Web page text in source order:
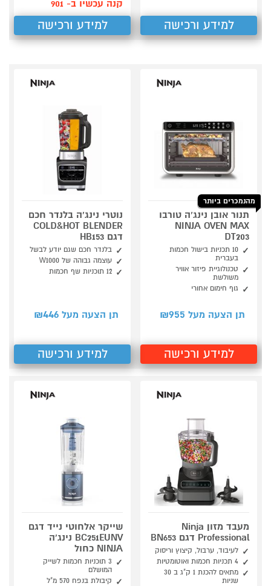
למידע ורכישה
קנה עכשיו ב- 901
למידע ורכישה
מהנמכרים ביותר
תנור אובן נינג’ה טורבו
NINJA OVEN MAX
DT203
10 תכניות בישול חכמות
בעברית
טכנולוגיית פיזור אוויר
משולשת
גוף חימום אחורי
תן הצעה מעל ₪ 955
למידע ורכישה
נוטרי נינג'ה בלנדר חכם
COLD&HOT BLENDER
דגם HB153
בלנדר חכם שגם יודע לבשל
עוצמה גבוהה של W1000
12 תוכניות שף חכמות
תן הצעה מעל ₪ 446
למידע ורכישה
מעבד מזון Ninja
Professional דגם BN653
לעיבוד, ערבול, קיצוץ וריסוק
4 תכניות חכמות ואוטומטיות
מתאים להכנת 1 ק"ג ב 30
שניות
שייקר אלחוטי נייד דגם
BC251EUNV נינג'ה
NINJA כחול
3 תוכניות חכמות לשייק
המושלם
קיבולת בנפח 570 מ"ל